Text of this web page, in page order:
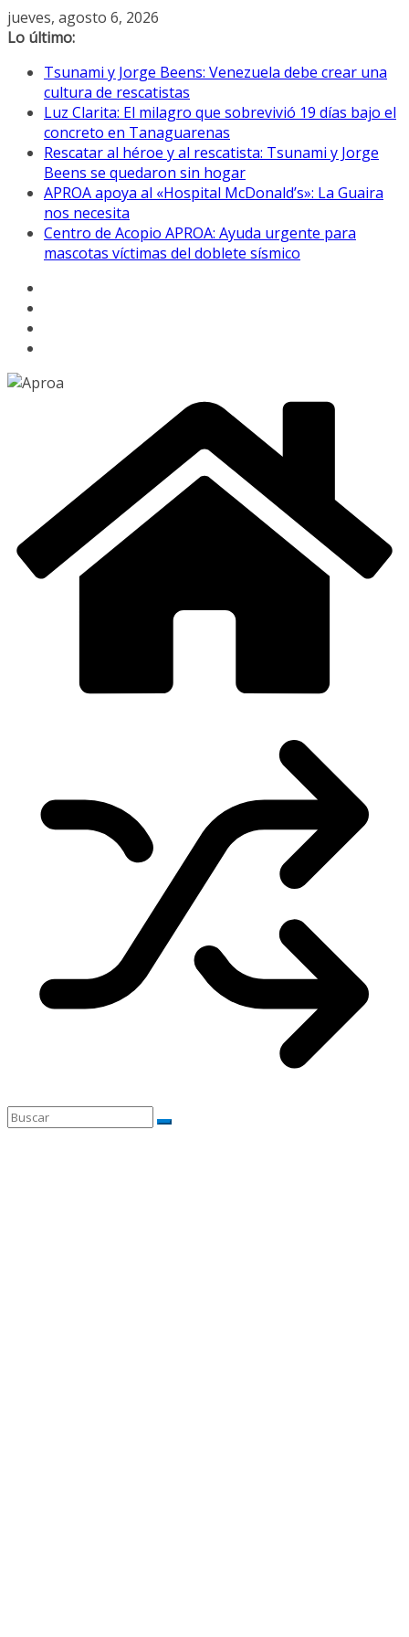
Saltar
al
jueves, agosto 6, 2026
Lo último:
Tsunami y Jorge Beens: Venezuela debe crear una
cultura de rescatistas
Luz Clarita: El milagro que sobrevivió 19 días bajo el
concreto en Tanaguarenas
Rescatar al héroe y al rescatista: Tsunami y Jorge
Beens se quedaron sin hogar
APROA apoya al «Hospital McDonald’s»: La Guaira
nos necesita
Centro de Acopio APROA: Ayuda urgente para
mascotas víctimas del doblete sísmico